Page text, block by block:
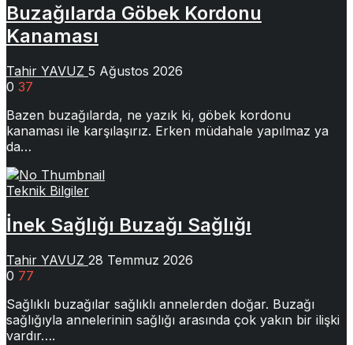
Buzağılarda Göbek Kordonu
Kanaması
Tahir YAVUZ 5 Ağustos 2026
0 37
Bazen buzağılarda, ne yazık ki, göbek kordonu
kanaması ile karşılaşırız. Erken müdahale yapılmaz ya
da…
Teknik Bilgiler
İnek Sağlığı Buzağı Sağlığı
Tahir YAVUZ 28 Temmuz 2026
0 77
Sağlıklı buzağılar sağlıklı annelerden doğar. Buzağı
sağlığıyla annelerinin sağlığı arasında çok yakın bir ilişki
vardır….